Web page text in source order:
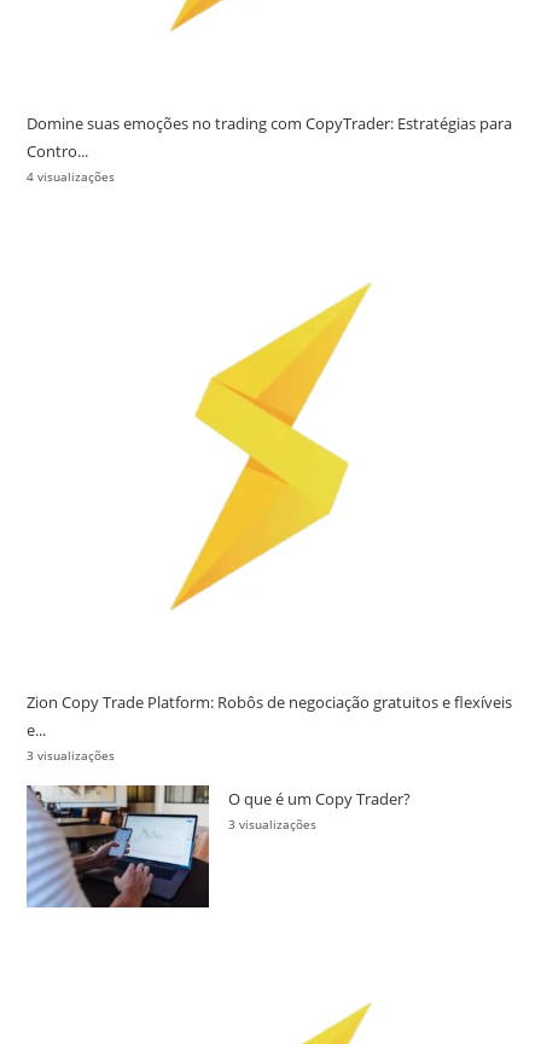
Domine suas emoções no trading com CopyTrader: Estratégias para
Contro...
4 visualizações
Zion Copy Trade Platform: Robôs de negociação gratuitos e flexíveis
e...
3 visualizações
O que é um Copy Trader?
3 visualizações